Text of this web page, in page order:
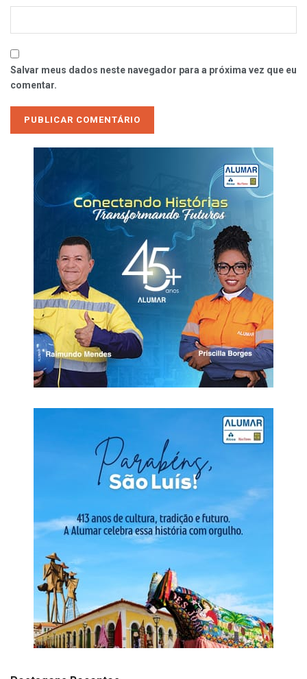
Salvar meus dados neste navegador para a próxima vez que eu
comentar.